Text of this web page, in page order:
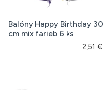
Balóny Happy Birthday 30
cm mix farieb 6 ks
2,51 €